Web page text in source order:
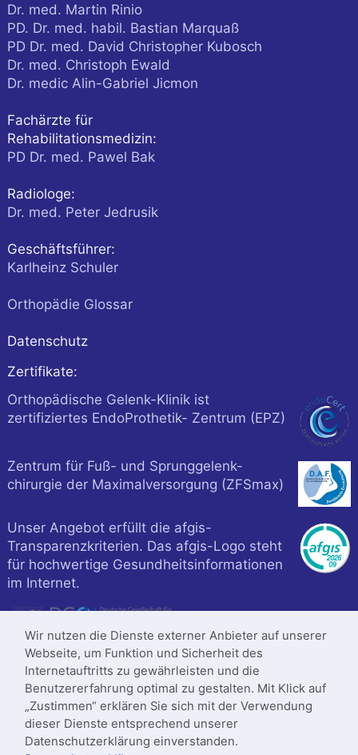
Dr. med. Martin Rinio
PD. Dr. med. habil. Bastian Marquaß
PD Dr. med. David Christopher Kubosch
Dr. med. Christoph Ewald
Dr. medic Alin-Gabriel Jicmon
Fachärzte für
Rehabilitationsmedizin:
PD Dr. med. Pawel Bak
Radiologe:
Dr. med. Peter Jedrusik
Geschäftsführer:
Karlheinz Schuler
Orthopädie Glossar
Datenschutz
Zertifikate:
Orthopädische Gelenk-Klinik ist
zertifiziertes EndoProthetik- Zentrum (EPZ)
Zentrum für Fuß- und Sprunggelenk-
chirurgie der Maximalversorgung (ZFSmax)
Unser Angebot erfüllt die afgis-
Transparenzkriterien. Das afgis-Logo steht
für hochwertige Gesundheitsinformationen
im Internet.
Wir nutzen die Dienste externer Anbieter auf unserer
Webseite, um Funktion und Sicherheit des
Internetauftritts zu gewährleisten und die
Benutzererfahrung optimal zu gestalten. Mit Klick auf
„Zustimmen“ erklären Sie sich mit der Verwendung
dieser Dienste entsprechend unserer
Datenschutzerklärung einverstanden.